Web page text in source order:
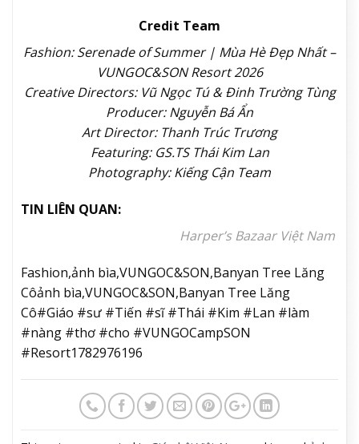
Credit Team
Fashion: Serenade of Summer | Mùa Hè Đẹp Nhất –